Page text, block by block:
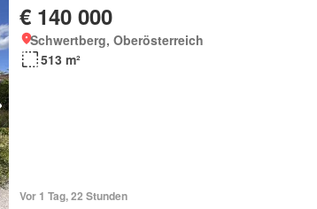
€ 140 000
Schwertberg, Oberösterreich
513 m²
Vor 1 Tag, 22 Stunden